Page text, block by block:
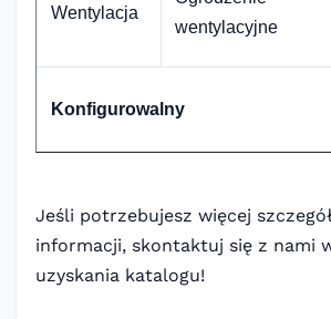
Wentylacja
wentylacyjne
Konfigurowalny
Jeśli potrzebujesz więcej
informacji, skontaktuj się z nami
uzyskania katalogu!